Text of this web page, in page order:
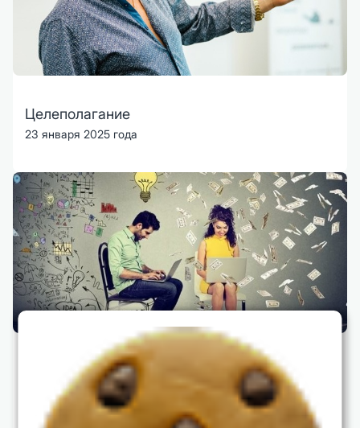
Целеполагание
23 января 2025 года
Антикризисные советы. Нестандартные
способы мотивации
16 апреля 2021 года